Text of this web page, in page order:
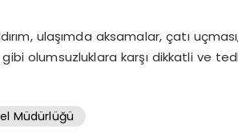
ulaşımda aksamalar, çatı
olumsuzluklara karşı dikkatli ve
Müdürlüğü